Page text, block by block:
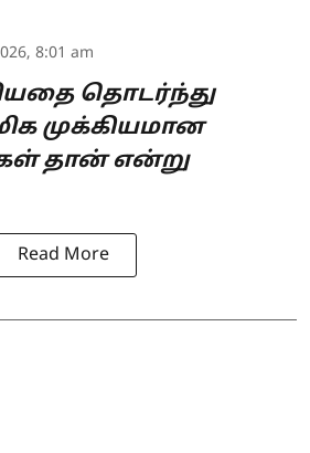
8:01 am
தொடர்ந்து
முக்கியமான
தான் என்று
Read More